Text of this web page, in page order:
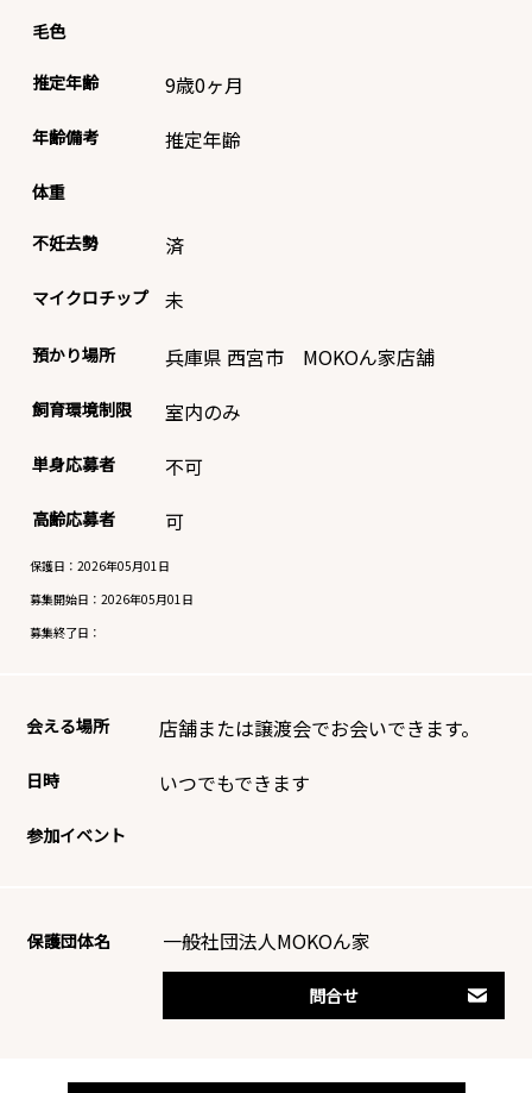
毛色
推定年齢 9歳0ヶ月
年齢備考 推定年齢
体重
不妊去勢 済
マイクロチップ 未
預かり場所 兵庫県 西宮市 MOKOん家店舗
飼育環境制限 室内のみ
単身応募者 不可
高齢応募者 可
保護日：2026年05月01日
募集開始日： 2026年05月01日
募集終了日：
会える場所 店舗または譲渡会でお会いできます。
日時 いつでもできます
参加イベント
保護団体名 一般社団法人MOKOん家
問合せ